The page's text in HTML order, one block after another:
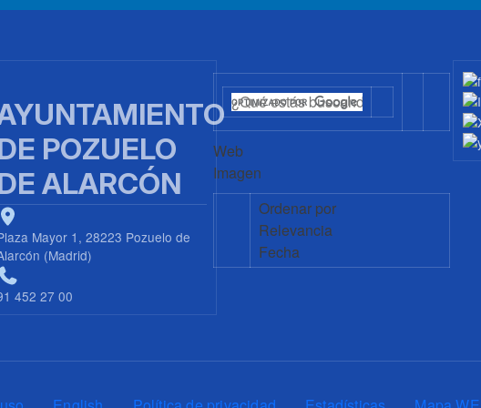
POZUELO
ALARCÓN
Mayor 1, 28223 Pozuelo de
(Madrid)
452 27 00
Web
Imagen
Ordenar por
Relevancia
Fecha